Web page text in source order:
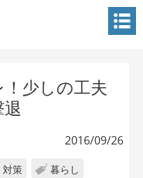
少しの工夫
2016/09/26
対策 暮らし